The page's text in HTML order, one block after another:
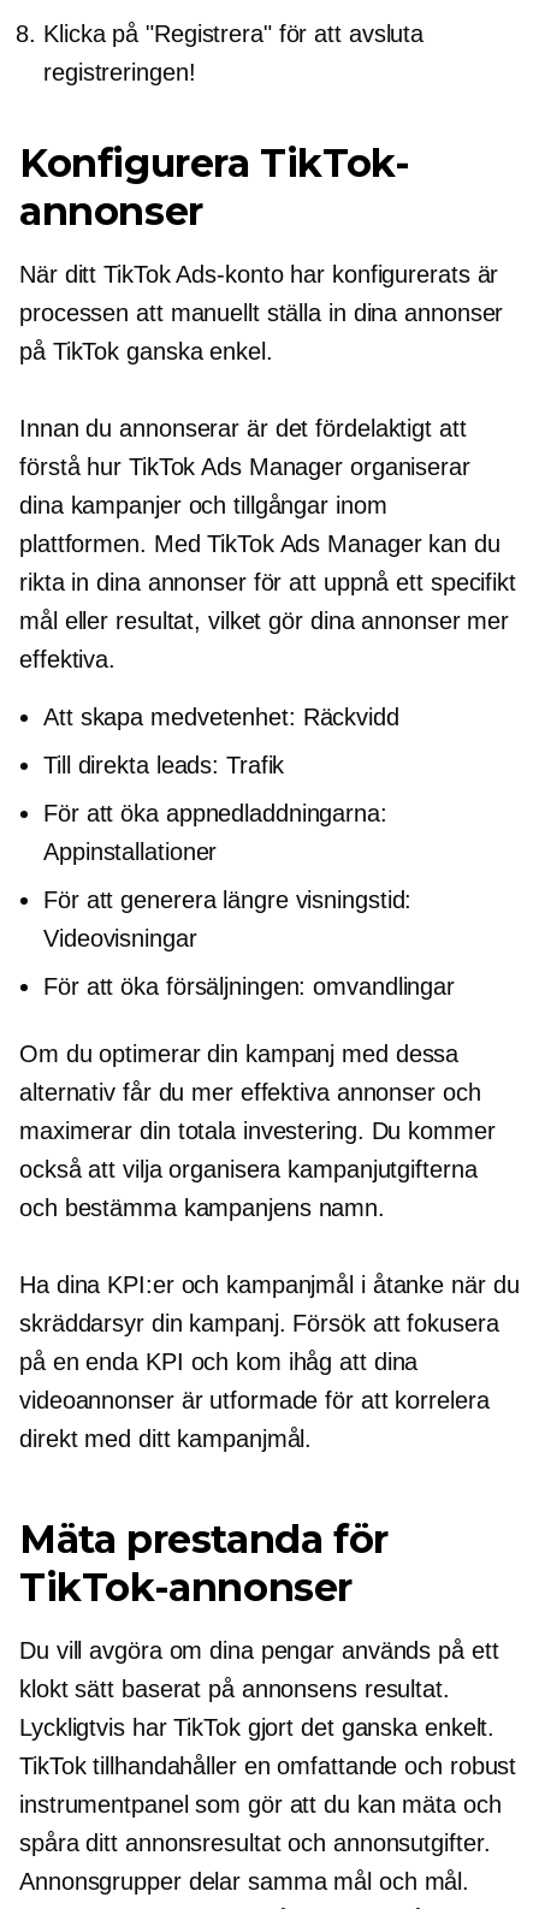
Klicka på "Registrera" för att avsluta
registreringen!
Konfigurera TikTok-
annonser
När ditt TikTok Ads-konto har konfigurerats är
processen att manuellt ställa in dina annonser
på TikTok ganska enkel.
Innan du annonserar är det fördelaktigt att
förstå hur TikTok Ads Manager organiserar
dina kampanjer och tillgångar inom
plattformen. Med TikTok Ads Manager kan du
rikta in dina annonser för att uppnå ett specifikt
mål eller resultat, vilket gör dina annonser mer
effektiva.
Att skapa medvetenhet: Räckvidd
Till direkta leads: Trafik
För att öka appnedladdningarna:
Appinstallationer
För att generera längre visningstid:
Videovisningar
För att öka försäljningen: omvandlingar
Om du optimerar din kampanj med dessa
alternativ får du mer effektiva annonser och
maximerar din totala investering. Du kommer
också att vilja organisera kampanjutgifterna
och bestämma kampanjens namn.
Ha dina KPI:er och kampanjmål i åtanke när du
skräddarsyr din kampanj. Försök att fokusera
på en enda KPI och kom ihåg att dina
videoannonser är utformade för att korrelera
direkt med ditt kampanjmål.
Mäta prestanda för
TikTok-annonser
Du vill avgöra om dina pengar används på ett
klokt sätt baserat på annonsens resultat.
Lyckligtvis har TikTok gjort det ganska enkelt.
TikTok tillhandahåller en omfattande och robust
instrumentpanel som gör att du kan mäta och
spåra ditt annonsresultat och annonsutgifter.
Annonsgrupper delar samma mål och mål.